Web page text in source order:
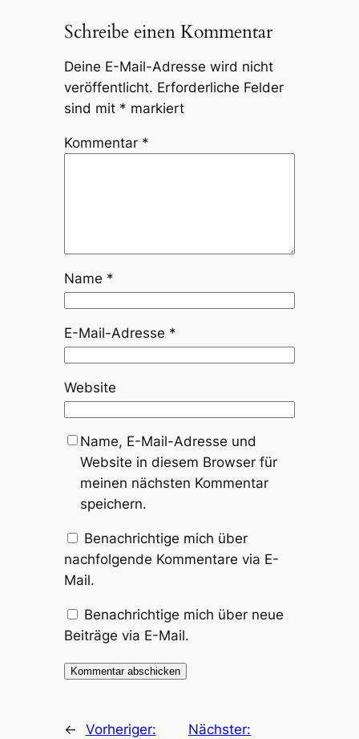
Schreibe einen Kommentar
Deine E-Mail-Adresse wird nicht
veröffentlicht. Erforderliche Felder
sind mit * markiert
Kommentar *
Name *
E-Mail-Adresse *
Website
Name, E-Mail-Adresse und
Website in diesem Browser für
meinen nächsten Kommentar
speichern.
Benachrichtige mich über
nachfolgende Kommentare via E-
Mail.
Benachrichtige mich über neue
Beiträge via E-Mail.
← Vorheriger:
Nächster: